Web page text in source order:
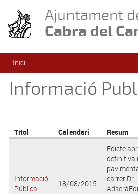
Ajuntament
Cabra del
Esteu aquí
Inici
Informació
Títol Calendari Resum
Informació
Pública
18/08/2015
Edicte
definitiva
carrer Dr.